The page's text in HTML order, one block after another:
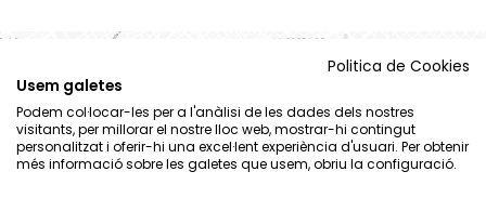
Politica de Cookies
Usem galetes
Podem col·locar-les per a l'anàlisi de les dades dels nostres
visitants, per millorar el nostre lloc web, mostrar-hi contingut
personalitzat i oferir-hi una excel·lent experiència d'usuari. Per obtenir
més informació sobre les galetes que usem, obriu la configuració.